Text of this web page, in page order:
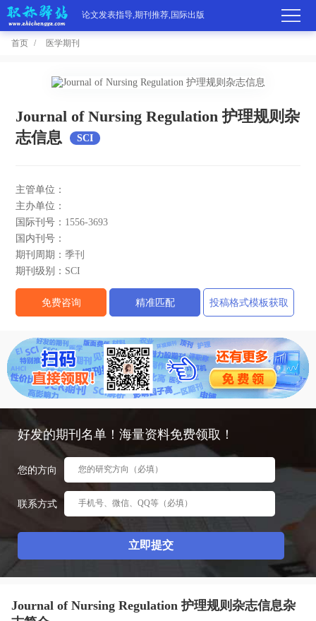
论文发表指导,期刊推荐,国际出版
文我
首页 医学期刊
Journal of Nursing Regulation 护理规则杂
志信息
SCI
主管单位：
主办单位：
国际刊号： 1556-3693
国内刊号：
期刊周期：季刊
期刊级别： SCI
免费咨询 精准匹配 投稿格式模板获取
好发的期刊名单！海量资料免费领取！
您的方向
联系方式
Journal of Nursing Regulation 护理规则杂志信息杂